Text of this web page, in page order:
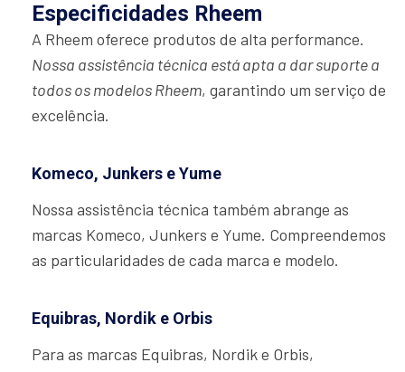
Especificidades Rheem
A Rheem oferece produtos de alta performance.
Nossa assistência técnica está apta a dar suporte a
todos os modelos Rheem, garantindo um serviço de
excelência.
Komeco, Junkers e Yume
Nossa assistência técnica também abrange as
marcas Komeco, Junkers e Yume. Compreendemos
as particularidades de cada marca e modelo.
Equibras, Nordik e Orbis
Para as marcas Equibras, Nordik e Orbis,